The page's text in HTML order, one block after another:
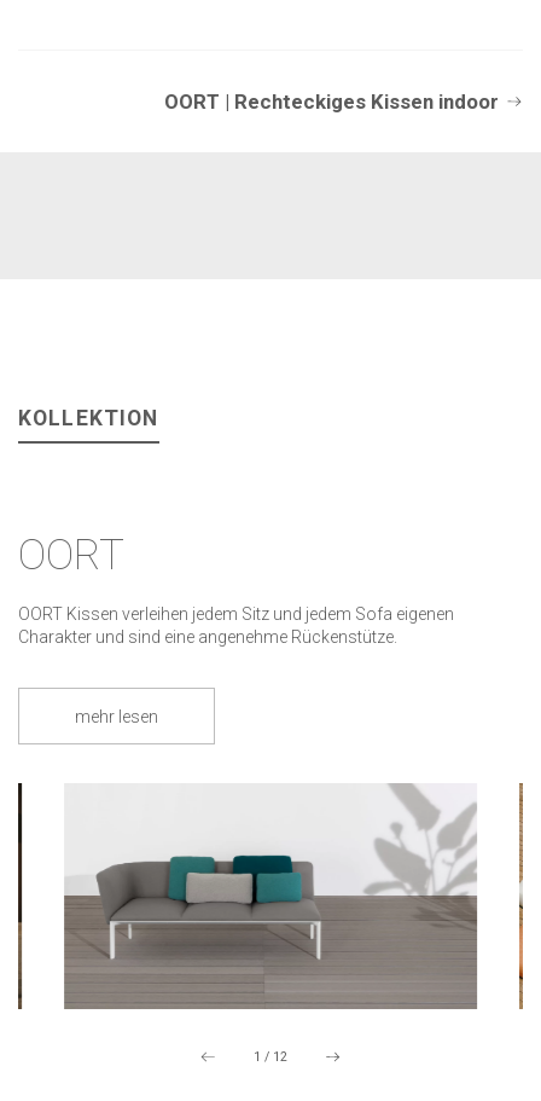
OORT | Rechteckiges Kissen indoor
KOLLEKTION
OORT
OORT Kissen verleihen jedem Sitz und jedem Sofa eigenen
Charakter und sind eine angenehme Rückenstütze.
mehr lesen
1 / 12